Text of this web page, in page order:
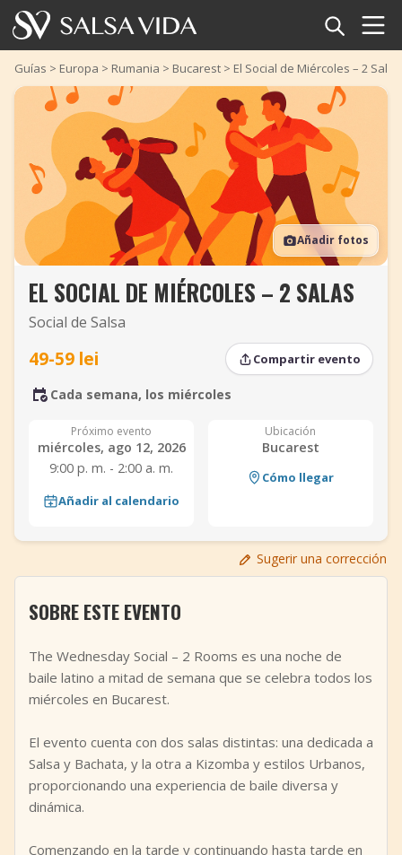
Inicio
Eventos
Noticias
Artículos
Videos
Glosario
Tienda
Añadir evento
Guías > Europa > Rumania > Bucarest > El Social de Miércoles – 2 Salas
Añadir fotos
EL SOCIAL DE MIÉRCOLES – 2 SALAS
Social de Salsa
49-59 lei Compartir evento
Cada semana, los miércoles
Próximo evento
miércoles, ago 12, 2026
9:00 p. m. - 2:00 a. m.
Añadir al calendario
Ubicación
Bucarest
Cómo llegar
Sugerir una corrección
SOBRE ESTE EVENTO
The Wednesday Social – 2 Rooms es una noche de
baile latino a mitad de semana que se celebra todos los
miércoles en Bucarest.
El evento cuenta con dos salas distintas: una dedicada a
Salsa y Bachata, y la otra a Kizomba y estilos Urbanos,
proporcionando una experiencia de baile diversa y
dinámica.
Comenzando en la tarde y continuando hasta tarde en